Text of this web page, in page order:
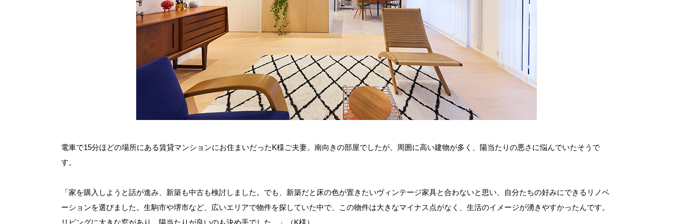
電車で15分ほどの場所にある賃貸マンションにお住まいだったK様ご夫妻。南向きの部屋でしたが、周囲に高い建物が多く、陽当たりの悪さに悩んでいたそうで
す。
「家を購入しようと話が進み、新築も中古も検討しました。でも、新築だと床の色が置きたいヴィンテージ家具と合わないと思い、自分たちの好みにできるリノベ
ーションを選びました。生駒市や堺市など、広いエリアで物件を探していた中で、この物件は大きなマイナス点がなく、生活のイメージが湧きやすかったんです。
リビングに大きな窓があり、陽当たりが良いのも決め手でした。」（K様）